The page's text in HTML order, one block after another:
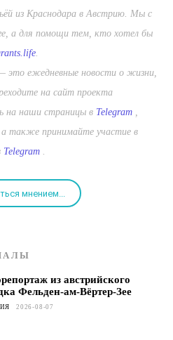
из Краснодара в Австрию. Мы с
а для помощи тем, кто хотел бы
.
это ежедневные новости о жизни,
на сайт проекта
на наши страницы в Telegram ,
также принимайте участие в
Telegram .
мнением...
из австрийского
Фельден-ам-Вёртер-Зее
2026-08-07